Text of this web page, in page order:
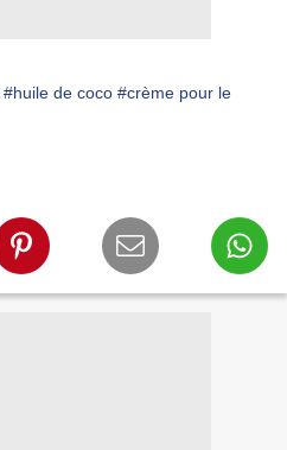
#huile de coco #crème pour le